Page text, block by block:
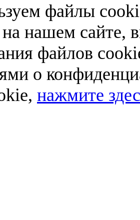
файлы
нашем сайте,
файлов
о
нажмите